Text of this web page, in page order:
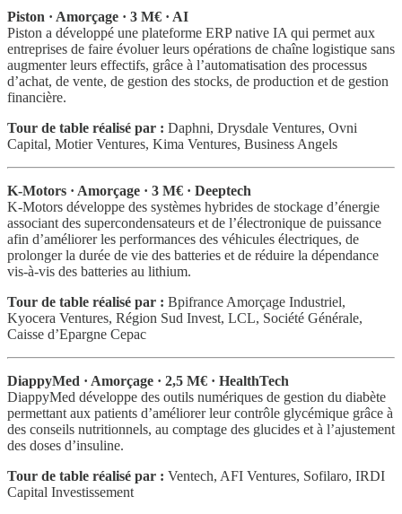
Piston · Amorçage · 3 M€ · AI
Piston a développé une plateforme ERP native IA qui permet aux
entreprises de faire évoluer leurs opérations de chaîne logistique sans
augmenter leurs effectifs, grâce à l’automatisation des processus
d’achat, de vente, de gestion des stocks, de production et de gestion
financière.
Tour de table réalisé par : Daphni, Drysdale Ventures, Ovni
Capital, Motier Ventures, Kima Ventures, Business Angels
K-Motors · Amorçage · 3 M€ · Deeptech
K-Motors développe des systèmes hybrides de stockage d’énergie
associant des supercondensateurs et de l’électronique de puissance
afin d’améliorer les performances des véhicules électriques, de
prolonger la durée de vie des batteries et de réduire la dépendance
vis-à-vis des batteries au lithium.
Tour de table réalisé par : Bpifrance Amorçage Industriel,
Kyocera Ventures, Région Sud Invest, LCL, Société Générale,
Caisse d’Epargne Cepac
DiappyMed · Amorçage · 2,5 M€ · HealthTech
DiappyMed développe des outils numériques de gestion du diabète
permettant aux patients d’améliorer leur contrôle glycémique grâce à
des conseils nutritionnels, au comptage des glucides et à l’ajustement
des doses d’insuline.
Tour de table réalisé par : Ventech, AFI Ventures, Sofilaro, IRDI
Capital Investissement